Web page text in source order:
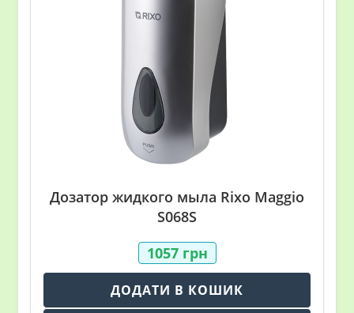
Дозатор жидкого мыла Rixo Maggio
S068S
1057 грн
ДОДАТИ В КОШИК